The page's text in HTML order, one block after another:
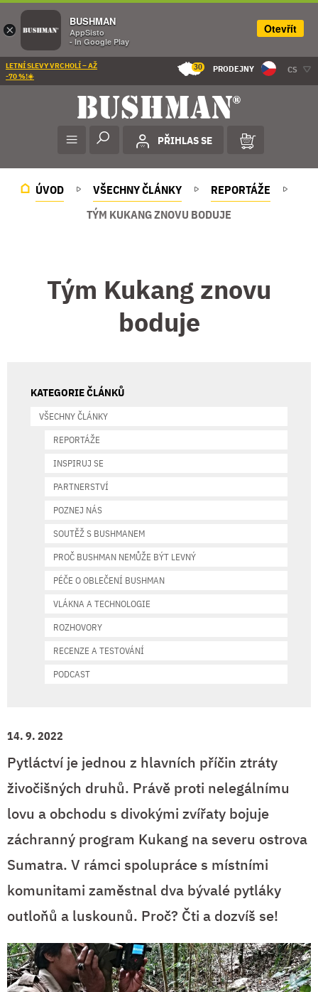
LETNÍ SLEVY VRCHOLÍ – AŽ
-70 %!☀️
30 PRODEJNY CS
PŘIHLAS SE
ÚVOD VŠECHNY ČLÁNKY
REPORTÁŽE
TÝM KUKANG ZNOVU BODUJE
Tým Kukang znovu
boduje
14. 9. 2022
Pytláctví je jednou z hlavních příčin ztráty
živočišných druhů. Právě proti nelegálnímu
lovu a obchodu s divokými zvířaty bojuje
záchranný program Kukang na severu ostrova
Sumatra. V rámci spolupráce s místními
komunitami zaměstnal dva bývalé pytláky
outloňů a luskounů. Proč? Čti a dozvíš se!
KATEGORIE ČLÁNKŮ
VŠECHNY ČLÁNKY
REPORTÁŽE
INSPIRUJ SE
PARTNERSTVÍ
POZNEJ NÁS
SOUTĚŽ S BUSHMANEM
PROČ BUSHMAN NEMŮŽE BÝT LEVNÝ
PÉČE O OBLEČENÍ BUSHMAN
VLÁKNA A TECHNOLOGIE
ROZHOVORY
RECENZE A TESTOVÁNÍ
PODCAST
×
BUSHMAN
AppSisto
- In Google Play
Otevřít